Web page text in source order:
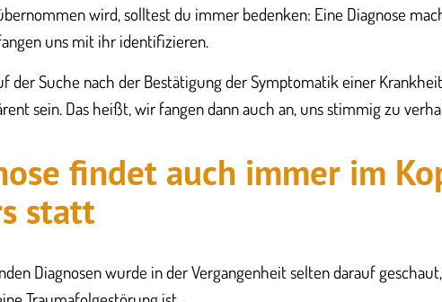
wird, solltest du immer bedenken: Eine Diagnose
uns mit ihr identifizieren.
der Suche nach der Bestätigung der Symptomatik einer
sein. Das heißt, wir fangen dann auch an, uns stimmig zu
findet auch immer im
statt
Diagnosen wurde in der Vergangenheit selten darauf